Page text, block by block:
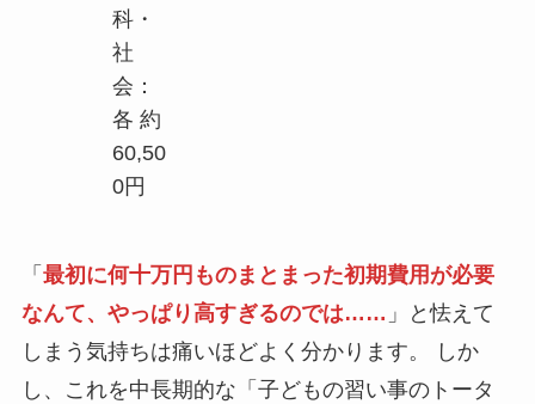
科・
社
会：
各 約
60,50
0円
「 最初に何十万円ものまとまった初期費用が必要
なんて、やっぱり高すぎるのでは…… 」と怯えて
しまう気持ちは痛いほどよく分かります。 しか
し、これを中長期的な「子どもの習い事のトータ